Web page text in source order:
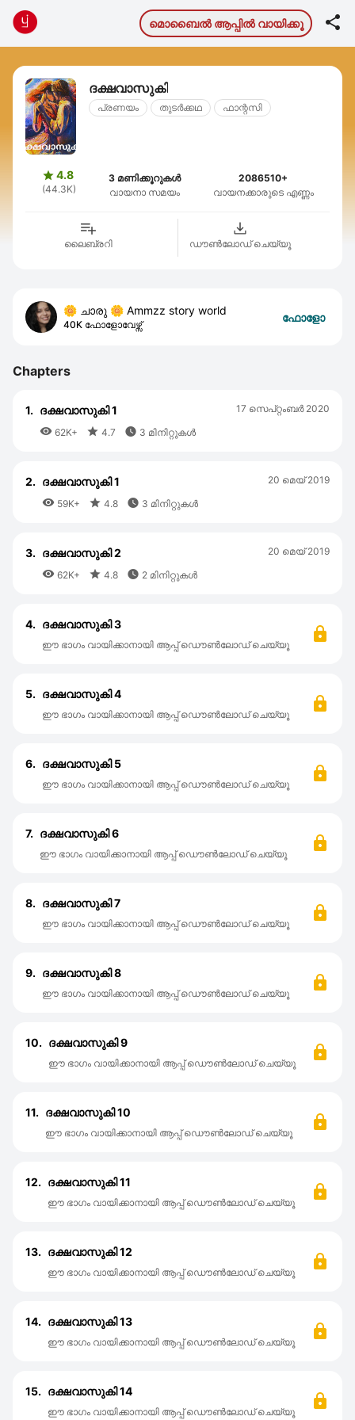
മൊബൈല്‍ ആപ്പില്‍ വായിക്കൂ 
ദക്ഷവാസുകി
പ്രണയം തുടര്‍ക്കഥ ഫാന്റസി
4.8
(44.3K)
3 മണിക്കൂറുകൾ
വായനാ സമയം
2086510+
വായനക്കാരുടെ എണ്ണം
ലൈബ്രറി ഡൗണ്‍ലോഡ് ചെയ്യൂ
🌼 ചാരു 🌼 Ammzz story world
40K ഫോളോവേഴ്സ്
ഫോളോ
Chapters
1. ദക്ഷവാസുകി 1
 62K+  4.7  3 മിനിറ്റുകൾ
17 സെപ്റ്റംബര്‍ 2020
2. ദക്ഷവാസുകി 1
 59K+  4.8  3 മിനിറ്റുകൾ
20 മെയ്‌ 2019
3. ദക്ഷവാസുകി 2
 62K+  4.8  2 മിനിറ്റുകൾ
20 മെയ്‌ 2019
4. ദക്ഷവാസുകി 3
ഈ ഭാഗം വായിക്കാനായി ആപ്പ് ഡൌൺലോഡ് ചെയ്യൂ
5. ദക്ഷവാസുകി 4
ഈ ഭാഗം വായിക്കാനായി ആപ്പ് ഡൌൺലോഡ് ചെയ്യൂ
6. ദക്ഷവാസുകി 5
ഈ ഭാഗം വായിക്കാനായി ആപ്പ് ഡൌൺലോഡ് ചെയ്യൂ
7. ദക്ഷവാസുകി 6
ഈ ഭാഗം വായിക്കാനായി ആപ്പ് ഡൌൺലോഡ് ചെയ്യൂ
8. ദക്ഷവാസുകി 7
ഈ ഭാഗം വായിക്കാനായി ആപ്പ് ഡൌൺലോഡ് ചെയ്യൂ
9. ദക്ഷവാസുകി 8
ഈ ഭാഗം വായിക്കാനായി ആപ്പ് ഡൌൺലോഡ് ചെയ്യൂ
10. ദക്ഷവാസുകി 9
ഈ ഭാഗം വായിക്കാനായി ആപ്പ് ഡൌൺലോഡ് ചെയ്യൂ
11. ദക്ഷവാസുകി 10
ഈ ഭാഗം വായിക്കാനായി ആപ്പ് ഡൌൺലോഡ് ചെയ്യൂ
12. ദക്ഷവാസുകി 11
ഈ ഭാഗം വായിക്കാനായി ആപ്പ് ഡൌൺലോഡ് ചെയ്യൂ
13. ദക്ഷവാസുകി 12
ഈ ഭാഗം വായിക്കാനായി ആപ്പ് ഡൌൺലോഡ് ചെയ്യൂ
14. ദക്ഷവാസുകി 13
ഈ ഭാഗം വായിക്കാനായി ആപ്പ് ഡൌൺലോഡ് ചെയ്യൂ
15. ദക്ഷവാസുകി 14
ഈ ഭാഗം വായിക്കാനായി ആപ്പ് ഡൌൺലോഡ് ചെയ്യൂ